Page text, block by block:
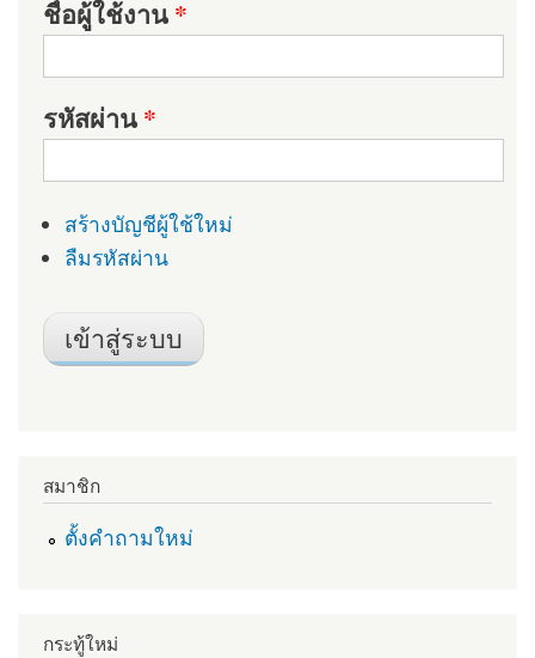
ชื่อผู้ใช้งาน*
รหัสผ่าน*
สร้างบัญชีผู้ใช้ใหม่
ลืมรหัสผ่าน
สมาชิก
ตั้งคำถามใหม่
กระทู้ใหม่